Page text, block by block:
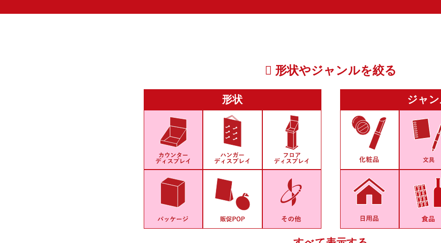
形状やジャンルを絞る
形状 ジャ